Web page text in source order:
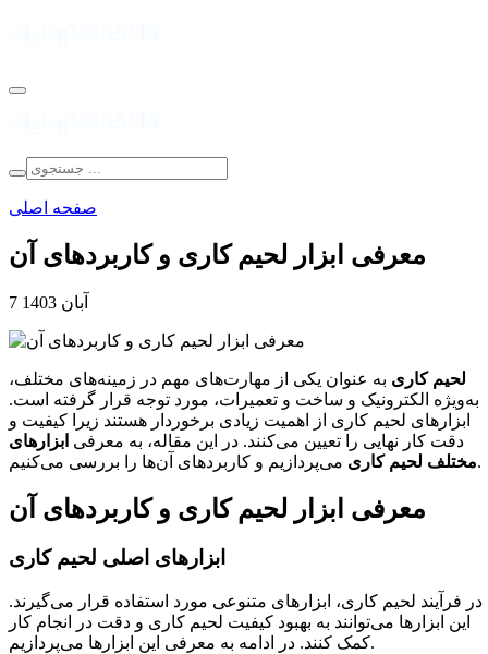
صفحه اصلی
معرفی ابزار لحیم کاری و کاربردهای آن
7 آبان 1403
لحیم کاری به عنوان یکی از مهارت‌های مهم در زمینه‌های مختلف،
به‌ویژه الکترونیک و ساخت و تعمیرات، مورد توجه قرار گرفته است.
ابزارهای لحیم کاری از اهمیت زیادی برخوردار هستند زیرا کیفیت و
دقت کار نهایی را تعیین می‌کنند. در این مقاله، به معرفی ابزارهای
مختلف لحیم کاریمی‌پردازیم و کاربردهای آن‌ها را بررسی می‌کنیم.
معرفی ابزار لحیم کاری و کاربردهای آن
ابزارهای اصلی لحیم کاری
در فرآیند لحیم کاری، ابزارهای متنوعی مورد استفاده قرار می‌گیرند.
این ابزارها می‌توانند به بهبود کیفیت لحیم کاری و دقت در انجام کار
کمک کنند. در ادامه به معرفی این ابزارها می‌پردازیم.